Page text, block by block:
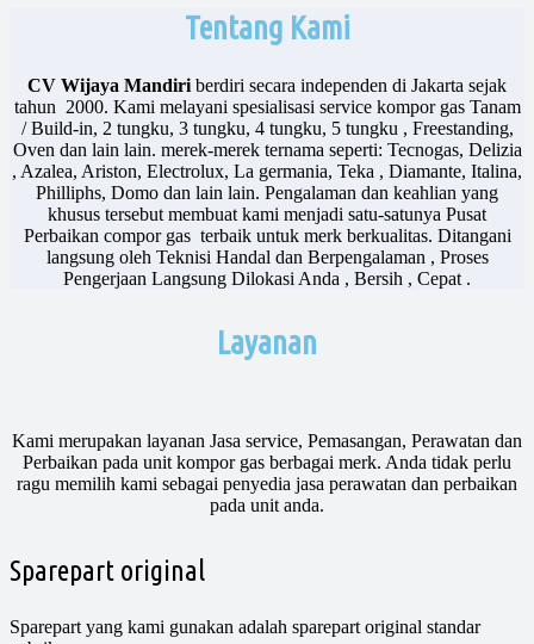
Tentang Kami
CV Wijaya Mandiriberdiri secara independen di Jakarta sejak
tahun 2000. Kami melayani spesialisasi service kompor gas Tanam
/ Build-in, 2 tungku, 3 tungku, 4 tungku, 5 tungku , Freestanding,
Oven dan lain lain. merek-merek ternama seperti: Tecnogas, Delizia
, Azalea, Ariston, Electrolux, La germania, Teka , Diamante, Italina,
Philliphs, Domo dan lain lain. Pengalaman dan keahlian yang
khusus tersebut membuat kami menjadi satu-satunya Pusat
Perbaikan compor gas terbaik untuk merk berkualitas. Ditangani
langsung oleh Teknisi Handal dan Berpengalaman , Proses
Pengerjaan Langsung Dilokasi Anda , Bersih , Cepat .
Layanan
Kami merupakan layanan Jasa service, Pemasangan, Perawatan dan
Perbaikan pada unit kompor gas berbagai merk. Anda tidak perlu
ragu memilih kami sebagai penyedia jasa perawatan dan perbaikan
pada unit anda.
Sparepart original
Sparepart yang kami gunakan adalah sparepart original standar